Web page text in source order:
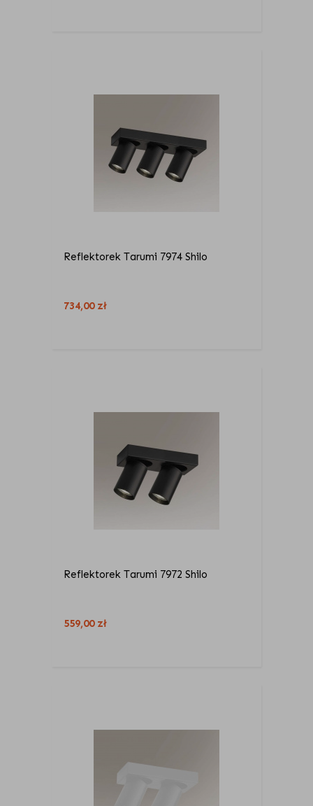
Reflektorek Tarumi 7974 Shilo
734,00 zł
Reflektorek Tarumi 7972 Shilo
559,00 zł